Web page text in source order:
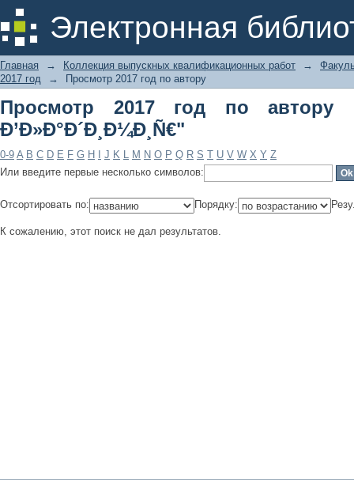
Электронная
Просмотр 2017 год по автору
Главная → Коллекция выпускных квалификационных работ →
2017 год
→ Просмотр 2017 год по автору
Просмотр 2017 год по автору
Ð’Ð»Ð°Ð´Ð¸Ð¼Ð¸Ñ€"
0-9 A B C D E F G H J K L M N O P Q R S T U V W X Y Z
Или введите первые несколько символов:
Отсортировать по: Порядку:
К сожалению, этот поиск не дал результатов.